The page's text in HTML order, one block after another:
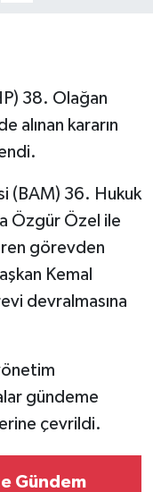
38. Olağan
alınan kararın
(BAM) 36. Hukuk
Özgür Özel ile
görevden
Kemal
devralmasına
gündeme
çevrildi.
Gündem